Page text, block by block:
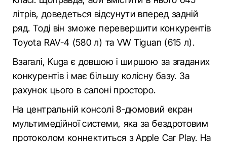
літрів, доведеться відсунути вперед задній
ряд. Тоді він зможе перевершити конкурентів
Toyota RAV-4 (580 л) та VW Tiguan (615 л).
Взагалі, Kuga є довшою і ширшою за згаданих
конкурентів і має більшу колісну базу. За
рахунок цього в салоні просторо.
На центральній консолі 8-дюмовий екран
мультимедійної системи, яка за бездротовим
протоколом коннектиться з Apple Car Play. На